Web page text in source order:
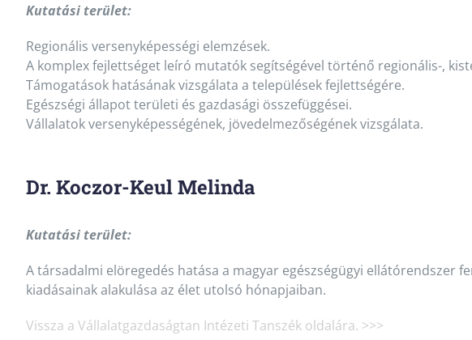
Kutatási terület:
Regionális versenyképességi elemzések.
A komplex fejlettséget leíró mutatók segítségével történő regionális-,
Támogatások hatásának vizsgálata a települések fejlettségére.
Egészségi állapot területi és gazdasági összefüggései.
Vállalatok versenyképességének, jövedelmezőségének vizsgálata.
Dr. Koczor-Keul Melinda
Kutatási terület:
A társadalmi elöregedés hatása a magyar egészségügyi ellátórendszer
kiadásainak alakulása az élet utolsó hónapjaiban.
Vissza a Vállalatgazdaságtan Intézeti Tanszék oldalára. >>>